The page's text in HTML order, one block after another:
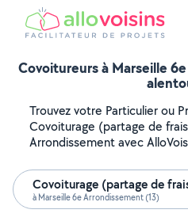
Covoitureurs à Marseille
Trouvez votre Particulier ou
Covoiturage (partage de
Arrondissement avec
Covoiturage (partage de
à Marseille 6e Arrondissement (13)